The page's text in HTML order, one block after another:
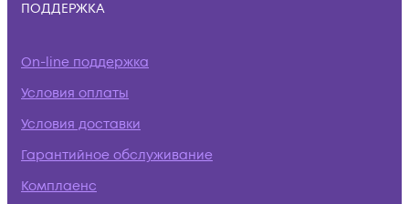
ПОДДЕРЖКА
On-line поддержка
Условия оплаты
Условия доставки
Гарантийное обслуживание
Комплаенс